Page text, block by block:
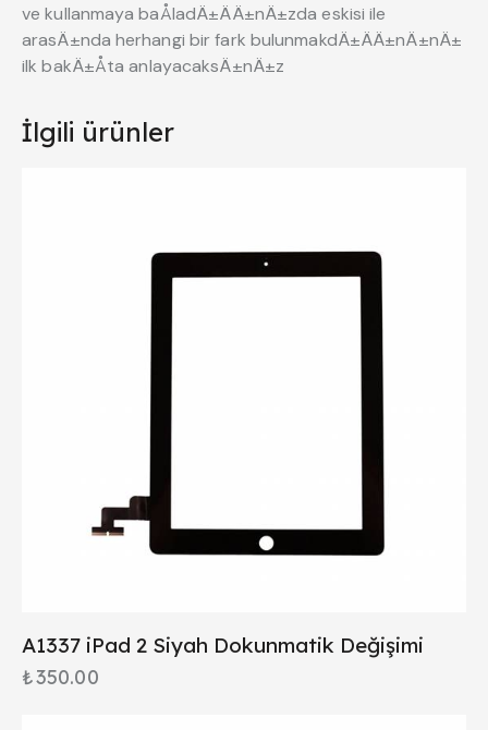
ve kullanmaya baÅladÄ±ÄÄ±nÄ±zda eskisi ile
arasÄ±nda herhangi bir fark bulunmakdÄ±ÄÄ±nÄ±nÄ±
ilk bakÄ±Åta anlayacaksÄ±nÄ±z
İlgili ürünler
A1337 iPad 2 Siyah Dokunmatik Değişimi
₺350.00